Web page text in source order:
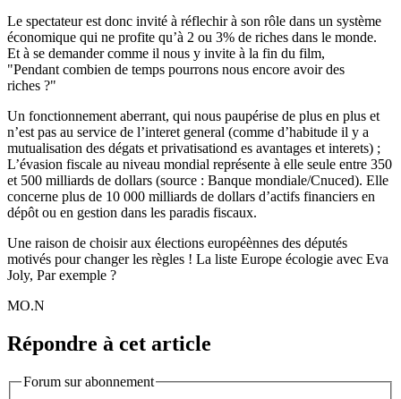
Le spectateur est donc invité à réflechir à son rôle dans un système
économique qui ne profite qu’à 2 ou 3% de riches dans le monde.
Et à se demander comme il nous y invite à la fin du film,
"Pendant combien de temps pourrons nous encore avoir des
riches ?"
Un fonctionnement aberrant, qui nous paupérise de plus en plus et
n’est pas au service de l’interet general (comme d’habitude il y a
mutualisation des dégats et privatisationd es avantages et interets) ;
L’évasion fiscale au niveau mondial représente à elle seule entre 350
et 500 milliards de dollars (source : Banque mondiale/Cnuced). Elle
concerne plus de 10 000 milliards de dollars d’actifs financiers en
dépôt ou en gestion dans les paradis fiscaux.
Une raison de choisir aux élections européènnes des députés
motivés pour changer les règles ! La liste Europe écologie avec Eva
Joly, Par exemple ?
MO.N
Répondre à cet article
Forum sur abonnement